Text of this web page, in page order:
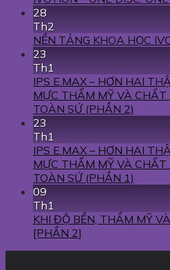
28
Th2
NỀN TẢNG KHOA HỌC
23
Th1
IPS E.MAX – HƠN HAI
MỰC THẨM MỸ VÀ CHẤT
TOÀN SỨ (PHẦN 2)
23
Th1
IPS E.MAX – HƠN HAI
MỰC THẨM MỸ VÀ CHẤT
TOÀN SỨ (PHẦN 1)
09
Th1
KHI ĐỘ BỀN, THẨM MỸ
[PHẦN 2]